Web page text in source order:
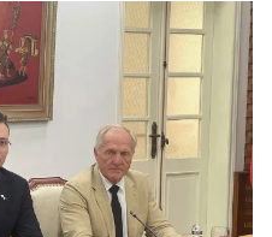
Hạnh, Phạm Quốc Thắng,
024.38 355 932
897 897